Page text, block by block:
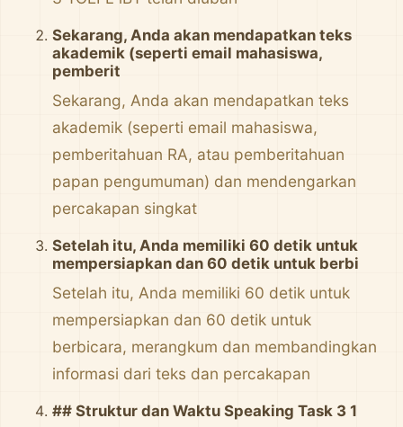
Sekarang, Anda akan mendapatkan teks
akademik (seperti email mahasiswa,
pemberit
Sekarang, Anda akan mendapatkan teks
akademik (seperti email mahasiswa,
pemberitahuan RA, atau pemberitahuan
papan pengumuman) dan mendengarkan
percakapan singkat
Setelah itu, Anda memiliki 60 detik untuk
mempersiapkan dan 60 detik untuk berbi
Setelah itu, Anda memiliki 60 detik untuk
mempersiapkan dan 60 detik untuk
berbicara, merangkum dan membandingkan
informasi dari teks dan percakapan
## Struktur dan Waktu Speaking Task 3 1